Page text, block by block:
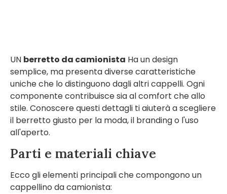
UN berretto da camionista Ha un design
semplice, ma presenta diverse caratteristiche
uniche che lo distinguono dagli altri cappelli. Ogni
componente contribuisce sia al comfort che allo
stile. Conoscere questi dettagli ti aiuterà a scegliere
il berretto giusto per la moda, il branding o l'uso
all'aperto.
Parti e materiali chiave
Ecco gli elementi principali che compongono un
cappellino da camionista: